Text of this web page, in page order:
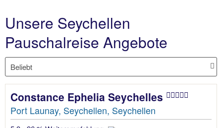
Unsere Seychellen
Pauschalreise Angebote
Constance Ephelia Seychelles
Port Launay, Seychellen, Seychellen